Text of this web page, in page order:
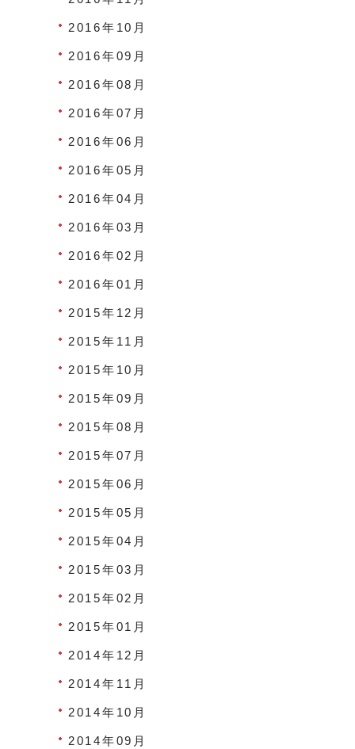
2016年10月
2016年09月
2016年08月
2016年07月
2016年06月
2016年05月
2016年04月
2016年03月
2016年02月
2016年01月
2015年12月
2015年11月
2015年10月
2015年09月
2015年08月
2015年07月
2015年06月
2015年05月
2015年04月
2015年03月
2015年02月
2015年01月
2014年12月
2014年11月
2014年10月
2014年09月